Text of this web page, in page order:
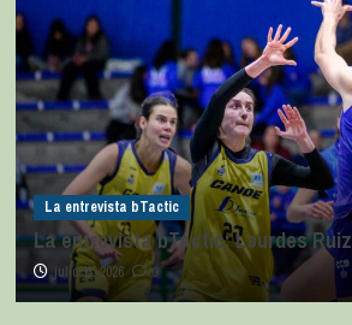
La entrevista bTactic
La entrevista bTactic: Lourdes Ruiz
julio 11, 2026 0